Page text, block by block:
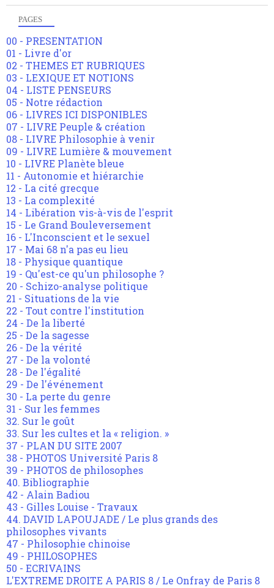
PAGES
00 - PRESENTATION
01 - Livre d'or
02 - THEMES ET RUBRIQUES
03 - LEXIQUE ET NOTIONS
04 - LISTE PENSEURS
05 - Notre rédaction
06 - LIVRES ICI DISPONIBLES
07 - LIVRE Peuple & création
08 - LIVRE Philosophie à venir
09 - LIVRE Lumière & mouvement
10 - LIVRE Planète bleue
11 - Autonomie et hiérarchie
12 - La cité grecque
13 - La complexité
14 - Libération vis-à-vis de l'esprit
15 - Le Grand Bouleversement
16 - L'Inconscient et le sexuel
17 - Mai 68 n'a pas eu lieu
18 - Physique quantique
19 - Qu'est-ce qu'un philosophe ?
20 - Schizo-analyse politique
21 - Situations de la vie
22 - Tout contre l'institution
24 - De la liberté
25 - De la sagesse
26 - De la vérité
27 - De la volonté
28 - De l'égalité
29 - De l'événement
30 - La perte du genre
31 - Sur les femmes
32. Sur le goût
33. Sur les cultes et la « religion. »
37 - PLAN DU SITE 2007
38 - PHOTOS Université Paris 8
39 - PHOTOS de philosophes
40. Bibliographie
42 - Alain Badiou
43 - Gilles Louise - Travaux
44. DAVID LAPOUJADE / Le plus grands des
philosophes vivants
47 - Philosophie chinoise
49 - PHILOSOPHES
50 - ECRIVAINS
L'EXTREME DROITE A PARIS 8 / Le Onfray de Paris 8